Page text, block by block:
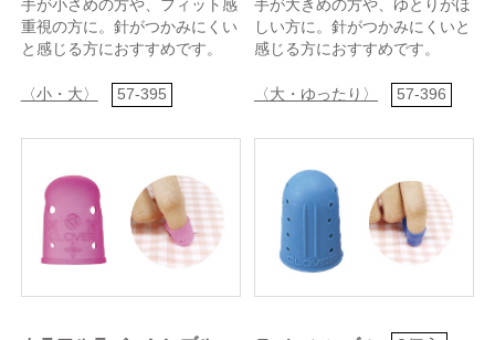
手が小さめの方や、フィット感
重視の方に。針がつかみにくい
と感じる方におすすめです。
〈小・大〉 57-395
手が大きめの方や、ゆとりがほ
しい方に。針がつかみにくいと
感じる方におすすめです。
〈大・ゆったり〉 57-396